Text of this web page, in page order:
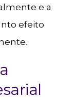
e a
efeito